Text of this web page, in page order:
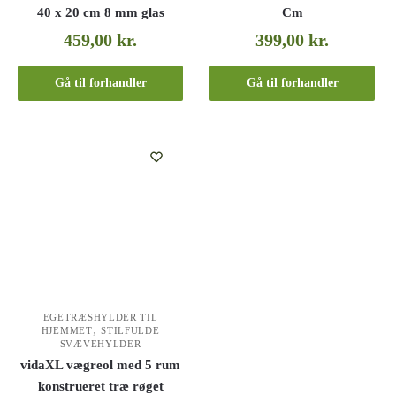
40 x 20 cm 8 mm glas
459,00kr.
Gå til forhandler
Cm
399,00kr.
Gå til forhandler
EGETRÆSHYLDER TIL
HJEMMET,STILFULDE
SVÆVEHYLDER
vidaXL vægreol med 5 rum
konstrueret træ røget